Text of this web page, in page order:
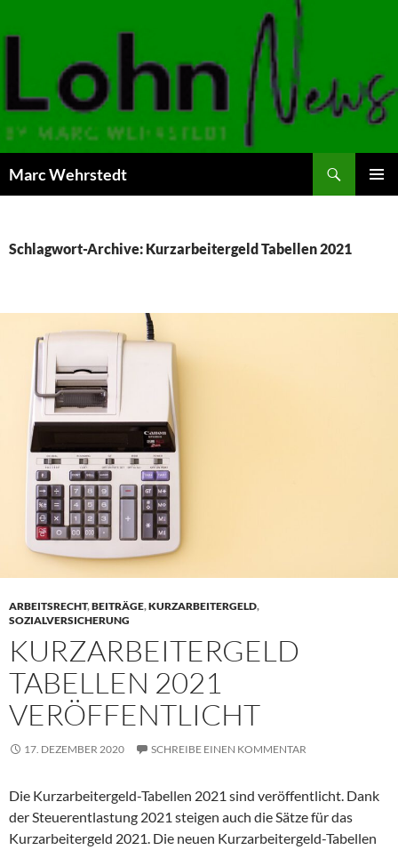
Marc Wehrstedt
Schlagwort-Archive: Kurzarbeitergeld Tabellen 2021
ARBEITSRECHT,BEITRÄGE,KURZARBEITERGELD,
SOZIALVERSICHERUNG
KURZARBEITERGELD
TABELLEN 2021
VERÖFFENTLICHT
17. DEZEMBER 2020 SCHREIBE EINEN KOMMENTAR
Die Kurzarbeitergeld-Tabellen 2021 sind veröffentlicht. Dank
der Steuerentlastung 2021 steigen auch die Sätze für das
Kurzarbeitergeld 2021. Die neuen Kurzarbeitergeld-Tabellen